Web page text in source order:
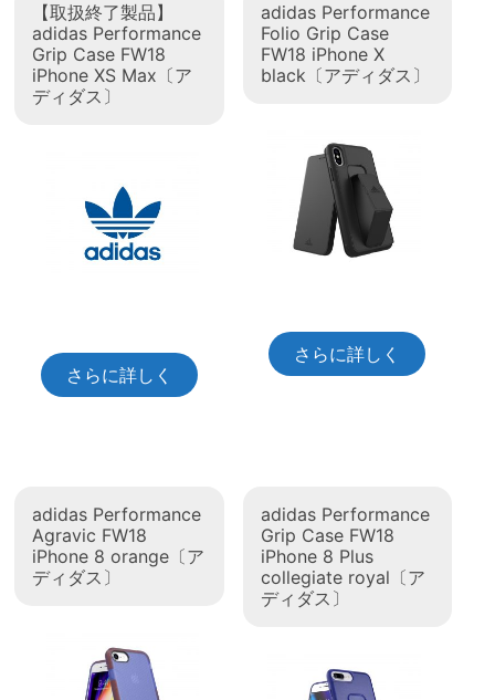
【取扱終了製品】
adidas Performance
Grip Case FW18
iPhone XS Max〔ア
ディダス〕
さらに詳しく
adidas Performance
Folio Grip Case
FW18 iPhone X
black〔アディダス〕
さらに詳しく
adidas Performance
Agravic FW18
iPhone 8 orange〔ア
ディダス〕
adidas Performance
Grip Case FW18
iPhone 8 Plus
collegiate royal〔ア
ディダス〕